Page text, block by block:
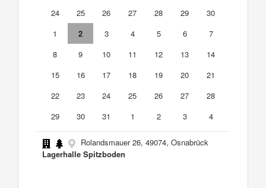
24
25 26 27 28 29
30
1
2 3 4 5 6
7
8
9 10 11 12 13
14
15
16 17 18 19 20
21
22
23 24 25 26 27
28
29
30 31 1 2 3 4
Rolandsmauer 26, 49074, Osnabrück
Lagerhalle Spitzboden